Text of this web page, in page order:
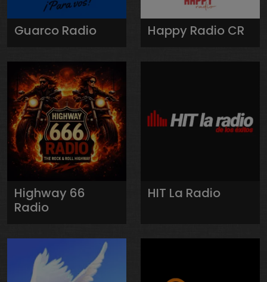
Guarco Radio Happy Radio CR
Highway 66
Radio
HIT La Radio